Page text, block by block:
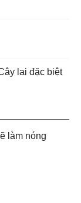
cây lai đặc biệt
làm nóng